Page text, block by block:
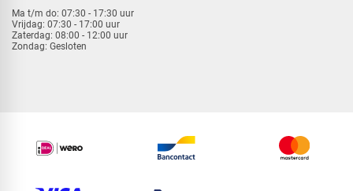
Ma t/m do: 07:30 - 17:30 uur
Vrijdag: 07:30 - 17:00 uur
Zaterdag: 08:00 - 12:00 uur
Zondag: Gesloten